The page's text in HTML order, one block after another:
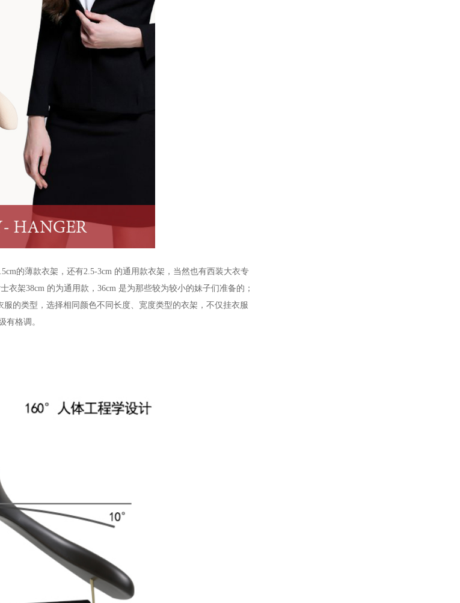
的薄款衣架，还有2.5-3cm 的通用款衣架，当然也有西装大衣专
衣架38cm 的为通用款， 36cm 是为那些较为较小的妹子们准备的；
的类型，选择相同颜色不同长度、宽度类型的衣架，不仅挂衣服
有格调。